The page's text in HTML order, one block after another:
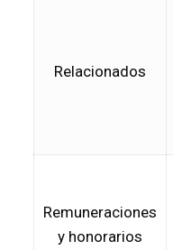
Relacionados
Remuneraciones
y honorarios